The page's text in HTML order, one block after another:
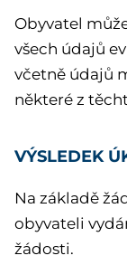
Obyvatel
všech údajů
včetně údajů
některé z
VÝSLEDEK
Na základě
obyvateli
žádosti.